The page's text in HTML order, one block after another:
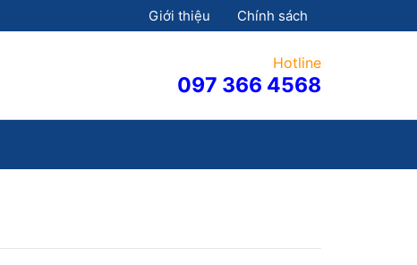
Giới thiệu Chính sách
Hotline
097 366 4568